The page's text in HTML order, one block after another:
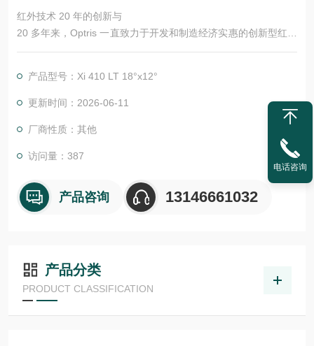
红外技术 20 年的创新与
20 多年来，Optris 一直致力于开发和制造经济实惠的创新型红外
测量设备，用于非接触式温度测量，包括红外热像仪以及用于区
我们全面的产品组合包括用于不同工业应用和研发的红外测量设
备。我们的测量设备可对几乎所有生产过程进行持续监测和控
制，并通过特定的过程优化降低能耗和生产成本。德国 欧普士op
tris 红外测温仪
产品型号：Xi 410 LT 18°x12°
更新时间：2026-06-11
厂商性质：其他
访问量：387
产品咨询 13146661032
产品分类
PRODUCT CLASSIFICATION
电话咨询